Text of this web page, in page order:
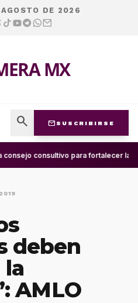
DE 2026
MX
search mail SUSCRIBIRSE
consejo consultivo para fortalecer la
deben
la
AMLO